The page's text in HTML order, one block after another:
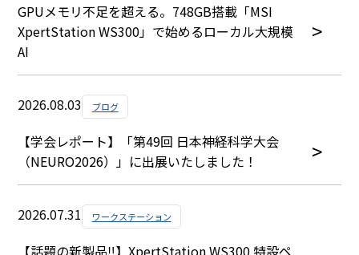
GPUメモリ不足を超える。748GB搭載「MSI
XpertStation WS300」で始めるローカル大規模
AI
2026.08.03 ブログ
【学会レポート】「第49回 日本神経科学大会
（NEURO2026）」に出展いたしました！
2026.07.31 ワークステーション